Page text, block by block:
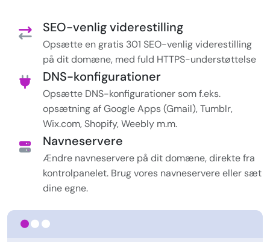
SEO-venlig viderestilling
Opsætte en gratis 301 SEO-venlig viderestilling
på dit domæne, med fuld HTTPS-understøttelse
DNS-konfigurationer
Opsætte DNS-konfigurationer som f.eks.
opsætning af Google Apps (Gmail), Tumblr,
Wix.com, Shopify, Weebly m.m.
Navneservere
Ændre navneservere på dit domæne, direkte fra
kontrolpanelet. Brug vores navneservere eller sæt
dine egne.